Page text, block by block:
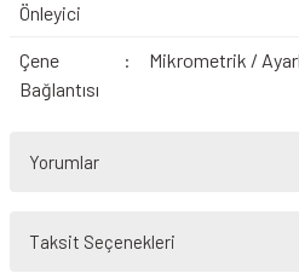
Önleyici
Çene
Bağlantısı
: Mikrometrik /
Yorumlar
Taksit Seçenekleri